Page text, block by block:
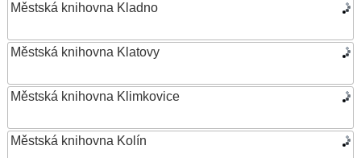
Městská knihovna Kladno
Městská knihovna Klatovy
Městská knihovna Klimkovice
Městská knihovna Kolín